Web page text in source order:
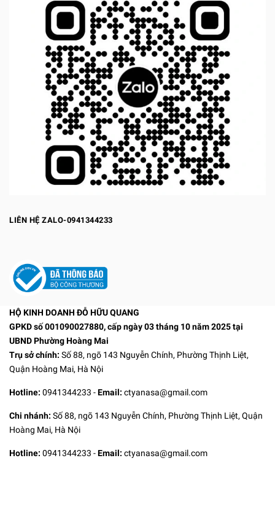
LIÊN HỆ ZALO-0941344233
HỘ KINH DOANH ĐỖ HỮU QUANG
GPKD số 001090027880, cấp ngày 03 tháng 10 năm 2025 tại
UBND Phường Hoàng Mai
Trụ sở chính: Số 88, ngõ 143 Nguyễn Chính, Phường Thịnh Liệt,
Quận Hoàng Mai, Hà Nội
Hotline: 0941344233 -Email: ctyanasa@gmail.com
Chi nhánh: Số 88, ngõ 143 Nguyễn Chính, Phường Thịnh Liệt, Quận
Hoàng Mai, Hà Nội
Hotline: 0941344233 -Email: ctyanasa@gmail.com